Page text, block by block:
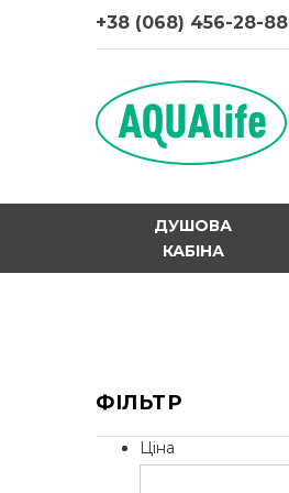
+38 (068) 456-28-88
ДУШОВА
КАБІНА
ФІЛЬТР
Ціна